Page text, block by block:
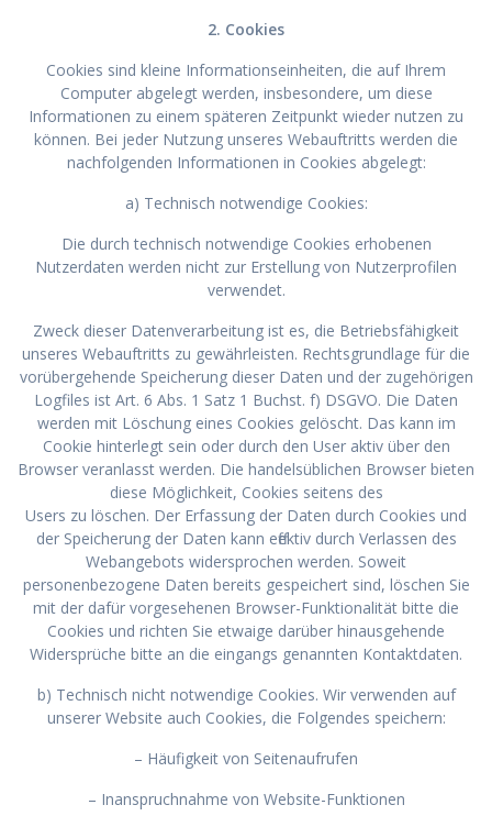
2. Cookies
Cookies sind kleine Informationseinheiten, die auf Ihrem
Computer abgelegt werden, insbesondere, um diese
Informationen zu einem späteren Zeitpunkt wieder nutzen zu
können. Bei jeder Nutzung unseres Webauftritts werden die
nachfolgenden Informationen in Cookies abgelegt:
a) Technisch notwendige Cookies:
Die durch technisch notwendige Cookies erhobenen
Nutzerdaten werden nicht zur Erstellung von Nutzerprofilen
verwendet.
Zweck dieser Datenverarbeitung ist es, die Betriebsfähigkeit
unseres Webauftritts zu gewährleisten. Rechtsgrundlage für die
vorübergehende Speicherung dieser Daten und der zugehörigen
Logfiles ist Art. 6 Abs. 1 Satz 1 Buchst. f) DSGVO. Die Daten
werden mit Löschung eines Cookies gelöscht. Das kann im
Cookie hinterlegt sein oder durch den User aktiv über den
Browser veranlasst werden. Die handelsüblichen Browser bieten
diese Möglichkeit, Cookies seitens des
Users zu löschen. Der Erfassung der Daten durch Cookies und
der Speicherung der Daten kann effektiv durch Verlassen des
Webangebots widersprochen werden. Soweit
personenbezogene Daten bereits gespeichert sind, löschen Sie
mit der dafür vorgesehenen Browser-Funktionalität bitte die
Cookies und richten Sie etwaige darüber hinausgehende
Widersprüche bitte an die eingangs genannten Kontaktdaten.
b) Technisch nicht notwendige Cookies. Wir verwenden auf
unserer Website auch Cookies, die Folgendes speichern:
– Häufigkeit von Seitenaufrufen
– Inanspruchnahme von Website-Funktionen